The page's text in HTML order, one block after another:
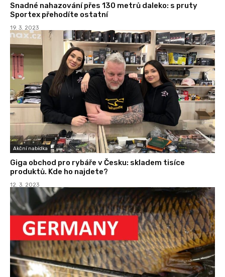
Snadné nahazování přes 130 metrů daleko: s pruty
Sportex přehodíte ostatní
19. 3. 2023
Akční nabídka
Giga obchod pro rybáře v Česku: skladem tisíce
produktů. Kde ho najdete?
12. 3. 2023